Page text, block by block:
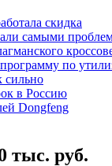
скидка
самыми
по
сильно
в Россию
Dongfeng
тыс. руб.